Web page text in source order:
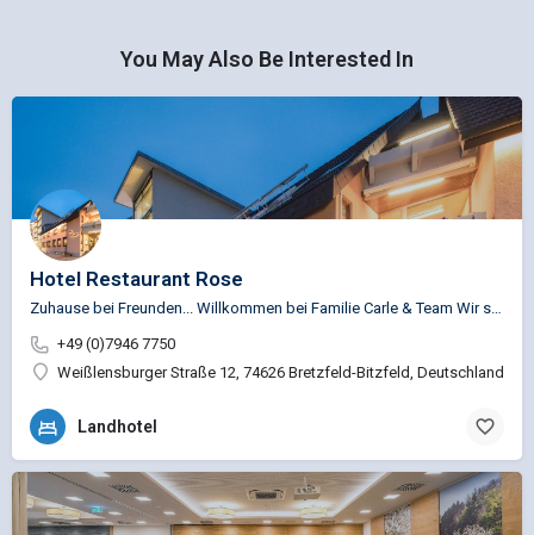
You May Also Be Interested In
Hotel Restaurant Rose
+49 (0)7946 7750
Weißlensburger Straße 12, 74626 Bretzfeld-Bitzfeld, Deutschland
Landhotel